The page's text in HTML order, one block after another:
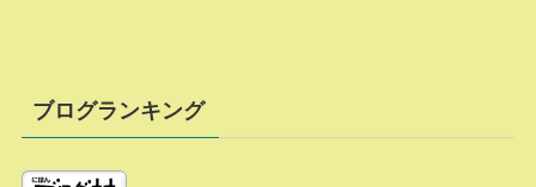
ブログランキング